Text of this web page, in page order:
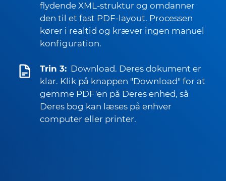
flydende XML-struktur og omdanner
den til et fast PDF-layout. Processen
kører i realtid og kræver ingen manuel
konfiguration.
Trin 3: Download. Deres dokument er
klar. Klik på knappen "Download" for at
gemme PDF'en på Deres enhed, så
Deres bog kan læses på enhver
computer eller printer.